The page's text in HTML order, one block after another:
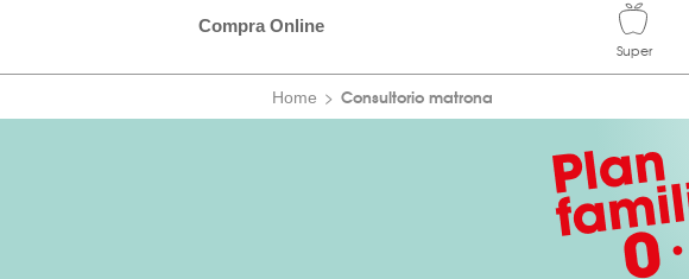
Compra Online
Home Consultorio matrona